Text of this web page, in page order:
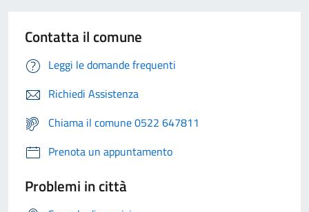
Contatta il comune
Leggi le domande frequenti
Richiedi Assistenza
Chiama il comune 0522 647811
Prenota un appuntamento
Problemi in città